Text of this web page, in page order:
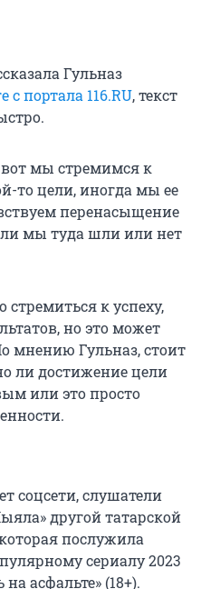
Гульназ
с портала 116.RU, текст
вот мы стремимся к
то цели, иногда мы ее
перенасыщение
мы туда шли или нет
стремиться к успеху,
но это может
мнению Гульназ, стоит
ли достижение цели
или это просто
соцсети, слушатели
другой татарской
послужила
сериалу 2023
асфальте» (18+).